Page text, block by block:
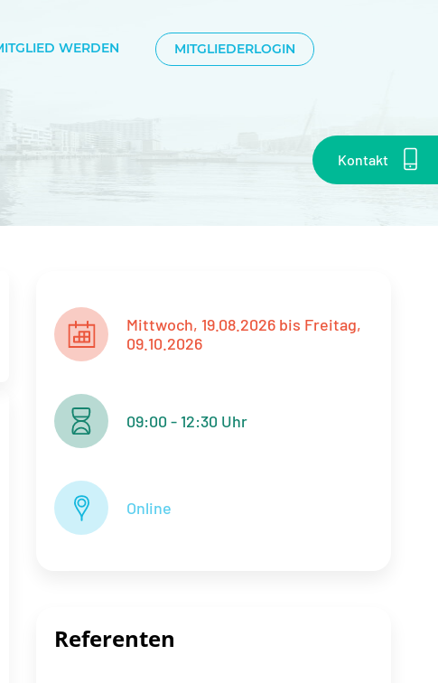
Kontakt
WERDEN MITGLIEDERLOGIN
Mittwoch, 19.08.2026 bis Freitag,
09.10.2026
09:00 - 12:30 Uhr
Online
Referenten